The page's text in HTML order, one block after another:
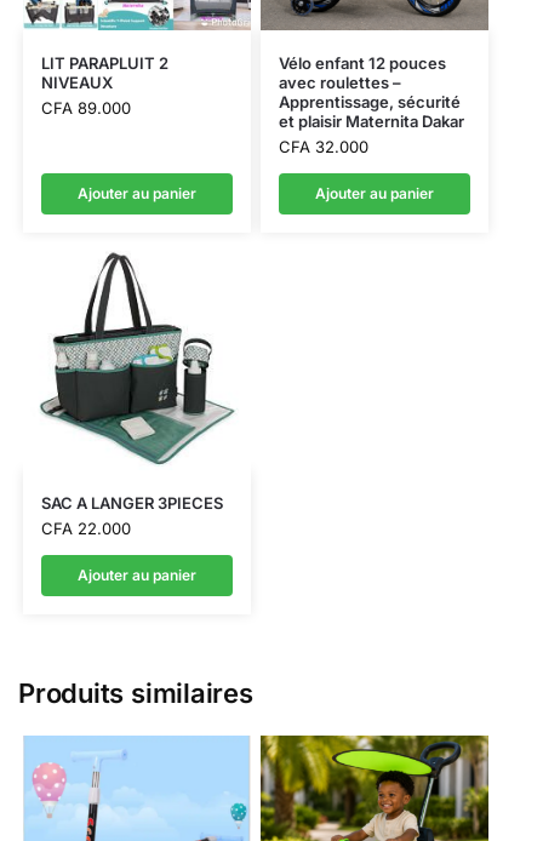
LIT PARAPLUIT 2
NIVEAUX
CFA89.000
Ajouter au panier
Vélo enfant 12 pouces
avec roulettes –
Apprentissage, sécurité
et plaisir Maternita Dakar
CFA32.000
Ajouter au panier
SAC A LANGER 3PIECES
CFA22.000
Ajouter au panier
Produits similaires